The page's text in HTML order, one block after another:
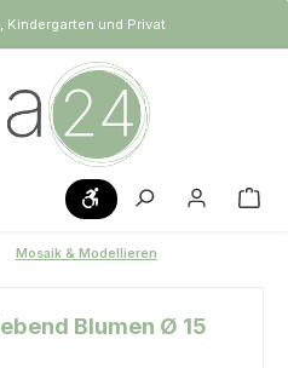
Kindergarten und Privat
Werkzeugleiste anzeigen
Mosaik & Modellieren
Blumen Ø 15